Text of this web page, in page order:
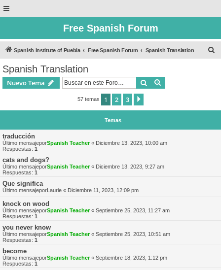
Free Spanish Forum
Spanish Institute of Puebla Free Spanish Forum Spanish Translation
Spanish Translation
Nuevo Tema Buscar
57 temas 1 2 3
Temas
traducción
Último mensajeporSpanish Teacher« Diciembre 13, 2023, 10:00 am
Respuestas: 1
cats and dogs?
Último mensajeporSpanish Teacher« Diciembre 13, 2023, 9:27 am
Respuestas: 1
Que significa
Último mensajeporLaurie « Diciembre 11, 2023, 12:09 pm
knock on wood
Último mensajeporSpanish Teacher« Septiembre 25, 2023, 11:27 am
Respuestas: 1
you never know
Último mensajeporSpanish Teacher« Septiembre 25, 2023, 10:51 am
Respuestas: 1
become
Último mensajeporSpanish Teacher« Septiembre 18, 2023, 1:12 pm
Respuestas: 1